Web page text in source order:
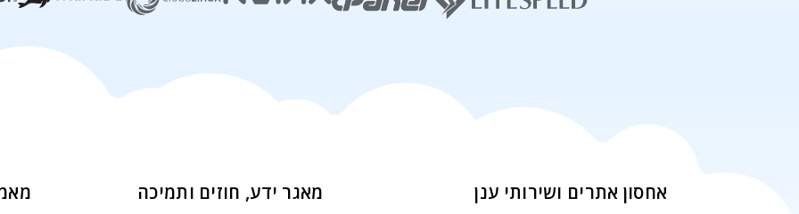
אחסון אתרים ושירותי ענן מאגר ידע, חוזים ותמיכה